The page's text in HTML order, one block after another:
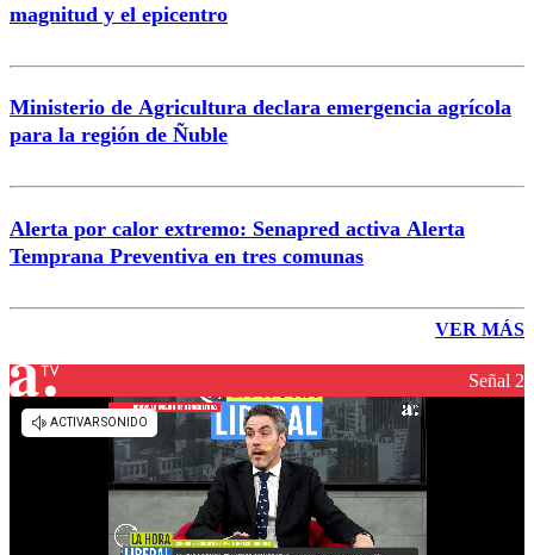
magnitud y el epicentro
Ministerio de Agricultura declara emergencia agrícola
para la región de Ñuble
Alerta por calor extremo: Senapred activa Alerta
Temprana Preventiva en tres comunas
VER MÁS
Señal 2